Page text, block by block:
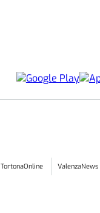
TortonaOnline ValenzaNews